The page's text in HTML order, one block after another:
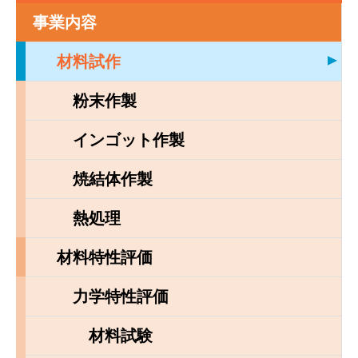
事業内容
材料試作
粉末作製
インゴット作製
焼結体作製
熱処理
材料特性評価
力学特性評価
材料試験